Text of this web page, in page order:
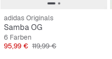
adidas Originals
Samba OG
6 Farben
Preis
95,99 € Originalpreis
119,99 €